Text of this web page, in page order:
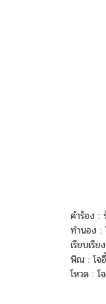
คำร้อง :
ทำนอง :
เรียบเรี
พิณ : โจ
โหวด :